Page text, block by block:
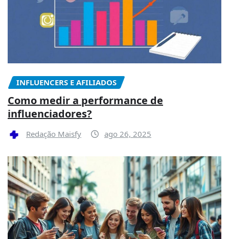
INFLUENCERS E AFILIADOS
Como medir a performance de
influenciadores?
Redação Maisfy ago 26, 2025